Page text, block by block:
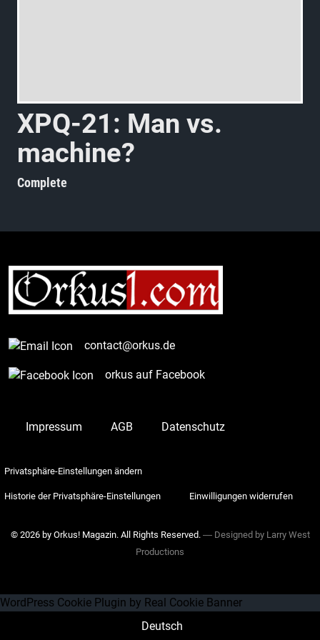
XPQ-21 : Man vs.
machine?
Complete
contact@orkus.de
orkus auf Facebook
Impressum AGB Datenschutz
Privatsphäre-Einstellungen ändern
Historie der Privatsphäre-Einstellungen Einwilligungen widerrufen
© 2026 by Orkus! Magazin. All Rights Reserved. ― Designed by Larry West
Productions
WordPress Cookie Plugin by Real Cookie Banner
Deutsch